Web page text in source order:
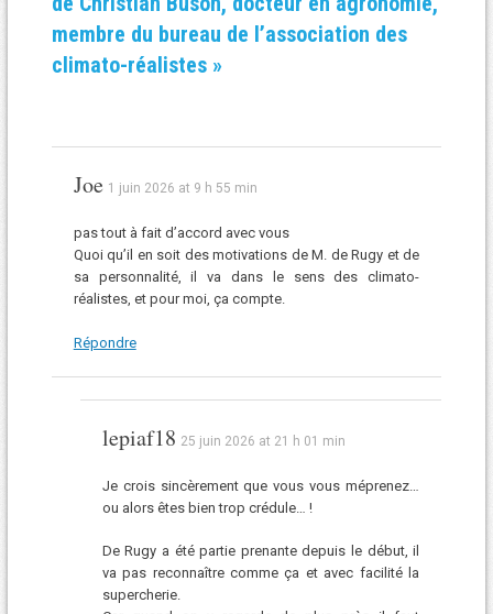
membre du bureau de l’association des
climato-réalistes»
Joe 1 juin 2026 at 9 h 55 min
pas tout à fait d’accord avec vous
Quoi qu’il en soit des motivations de M. de Rugy et de
sa personnalité, il va dans le sens des climato-
réalistes, et pour moi, ça compte.
Répondre
lepiaf18 25 juin 2026 at 21 h 01 min
Je crois sincèrement que vous vous méprenez…
ou alors êtes bien trop crédule… !
De Rugy a été partie prenante depuis le début, il
va pas reconnaître comme ça et avec facilité la
supercherie.